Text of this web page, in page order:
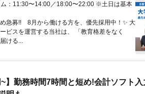
：11:30〜14:00／18:00〜22:00 ※土日は基本
急募!! 8月から働ける方を、優先採用中！✨️ 大
ビスを運営する当社は、 「教育格差をなく
ける...
】勤務時間7時間と短め!会計ソフト